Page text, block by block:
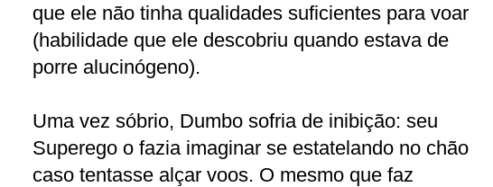
que ele não tinha qualidades suficientes para voar
(habilidade que ele descobriu quando estava de
porre alucinógeno).
Uma vez sóbrio, Dumbo sofria de inibição: seu
Superego o fazia imaginar se estatelando no chão
caso tentasse alçar voos. O mesmo que faz